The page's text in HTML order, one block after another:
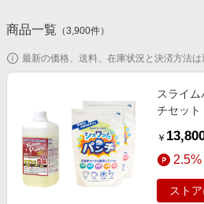
食品・スイーツ・お酒
コスメ・健康・医薬品
キッズ・ベビー用品
家電・PC・スマホ・カメラ
エンタメ
スポーツ・アウトドア・ゴルフ
初回購入者限定特典
対象ストア新規限定特典
電子書籍特集
楽天ペイ導入ストア
楽天サービス特集
旅行特集
商品一覧 （3,900件）
最新の価格、送料、在庫状況と決済方法は
スライ
チセット
￥
2.5%
スト